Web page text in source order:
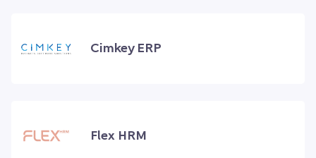
Cimkey ERP
Flex HRM